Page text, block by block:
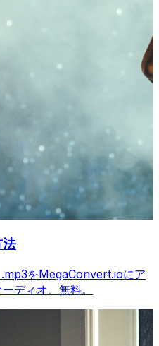
をMegaConvert.ioにア
ディオ、無料。